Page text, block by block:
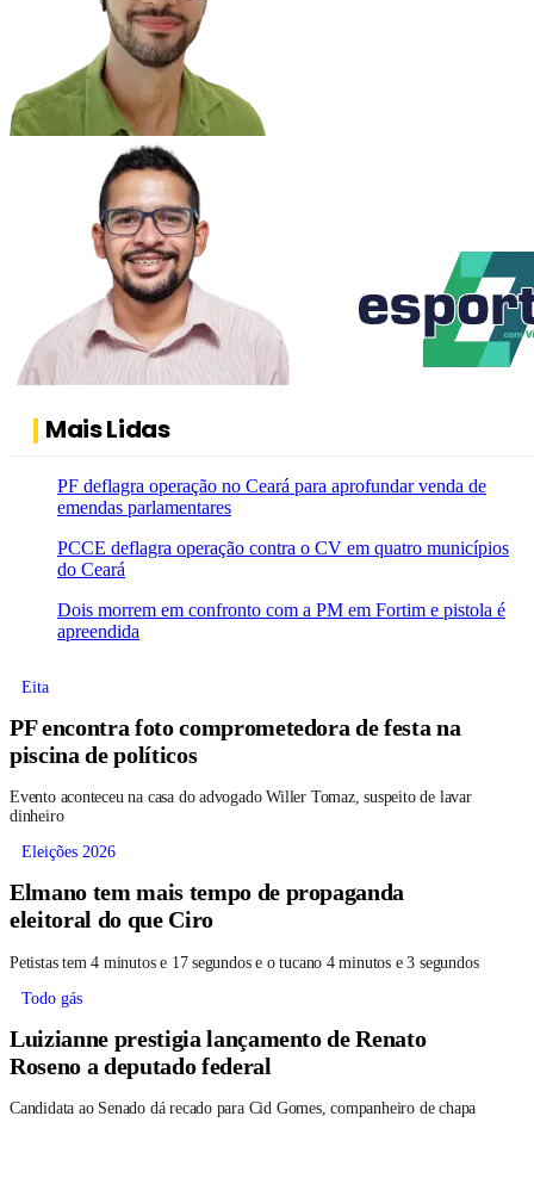
Mais Lidas
PF deflagra operação no Ceará para aprofundar venda de
emendas parlamentares
PCCE deflagra operação contra o CV em quatro municípios
do Ceará
Dois morrem em confronto com a PM em Fortim e pistola é
apreendida
Eita
PF encontra foto comprometedora de festa na
piscina de políticos
Evento aconteceu na casa do advogado Willer Tomaz, suspeito de lavar
dinheiro
Eleições 2026
Elmano tem mais tempo de propaganda
eleitoral do que Ciro
Petistas tem 4 minutos e 17 segundos e o tucano 4 minutos e 3 segundos
Todo gás
Luizianne prestigia lançamento de Renato
Roseno a deputado federal
Candidata ao Senado dá recado para Cid Gomes, companheiro de chapa